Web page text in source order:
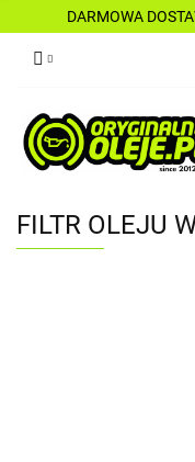
DARMOWA
FILTR OLEJU